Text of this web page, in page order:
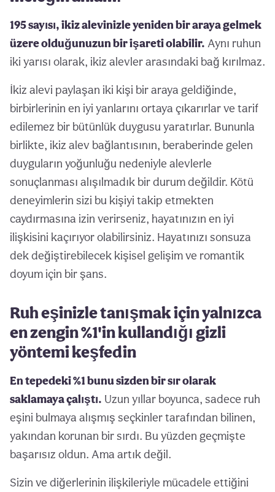
195 sayısı, ikiz alevinizle yeniden bir araya gelmek
üzere olduğunuzun bir işareti olabilir. Aynı ruhun
iki yarısı olarak, ikiz alevler arasındaki bağ kırılmaz.
İkiz alevi paylaşan iki kişi bir araya geldiğinde,
birbirlerinin en iyi yanlarını ortaya çıkarırlar ve tarif
edilemez bir bütünlük duygusu yaratırlar. Bununla
birlikte, ikiz alev bağlantısının, beraberinde gelen
duyguların yoğunluğu nedeniyle alevlerle
sonuçlanması alışılmadık bir durum değildir. Kötü
deneyimlerin sizi bu kişiyi takip etmekten
caydırmasına izin verirseniz, hayatınızın en iyi
ilişkisini kaçırıyor olabilirsiniz. Hayatınızı sonsuza
dek değiştirebilecek kişisel gelişim ve romantik
doyum için bir şans.
Ruh eşinizle tanışmak için yalnızca
en zengin %1'in kullandığı gizli
yöntemi keşfedin
En tepedeki %1 bunu sizden bir sır olarak
saklamaya çalıştı. Uzun yıllar boyunca, sadece ruh
eşini bulmaya alışmış seçkinler tarafından bilinen,
yakından korunan bir sırdı. Bu yüzden geçmişte
başarısız oldun. Ama artık değil.
Sizin ve diğerlerinin ilişkileriyle mücadele ettiğini